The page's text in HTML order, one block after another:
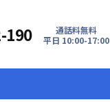
190
通話料無料
平日 10:00-17:00